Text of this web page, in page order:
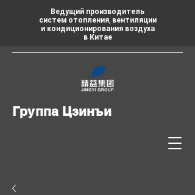
Ведущий производитель
систем отопления, вентиляции
и кондиционирования воздуха
в Китае
Группа Цзинъи